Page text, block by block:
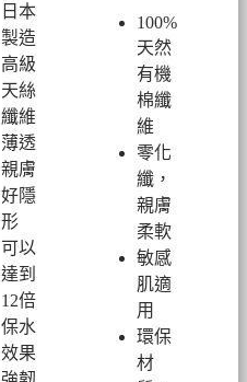
日本
製造
高級
天絲
纖維
薄透
親膚
好隱
形
可以
達到
12倍
保水
效果
100%
天然
有機
棉纖
維
零化
纖，
親膚
柔軟
敏感
肌適
用
環保
材